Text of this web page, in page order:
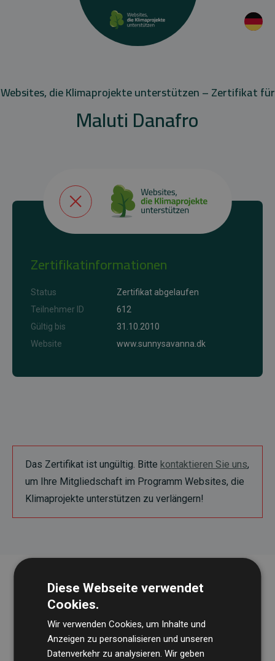
Websites, die Klimaprojekte unterstützen – Zertifikat für
Maluti Danafro
Zertifikatinformationen
Status
Zertifikat abgelaufen
Teilnehmer ID
612
Gültig bis
31.10.2010
Website
www.sunnysavanna.dk
Das Zertifikat ist ungültig. Bitte kontaktieren Sie uns,
um Ihre Mitgliedschaft im Programm Websites, die
Klimaprojekte unterstützen zu verlängern!
Diese Webseite verwendet
Cookies.
Wir verwenden Cookies, um Inhalte und
Anzeigen zu personalisieren und unseren
Datenverkehr zu analysieren. Wir geben